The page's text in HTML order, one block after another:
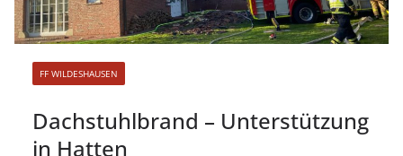
FF WILDESHAUSEN
Dachstuhlbrand – Unterstützung
in Hatten